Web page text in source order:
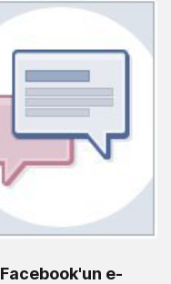
Facebook'un e-